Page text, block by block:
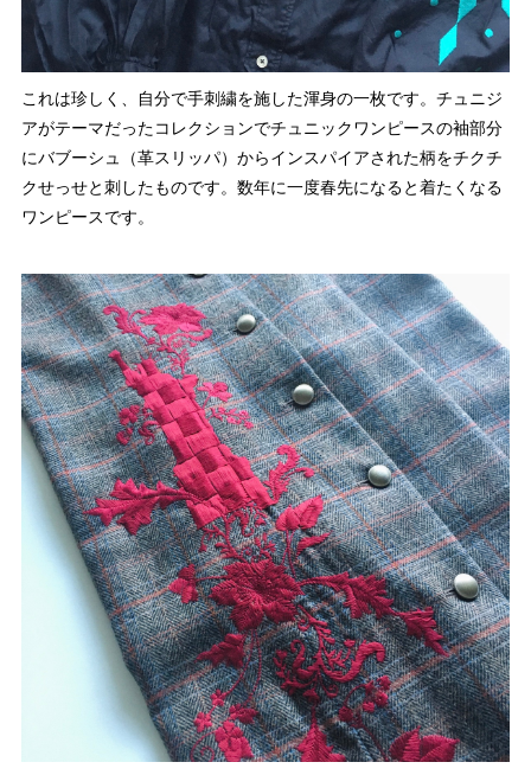
これは珍しく、自分で手刺繍を施した渾身の一枚です。チュニジ
アがテーマだったコレクションでチュニックワンピースの袖部分
にバブーシュ（革スリッパ）からインスパイアされた柄をチクチ
クせっせと刺したものです。数年に一度春先になると着たくなる
ワンピースです。